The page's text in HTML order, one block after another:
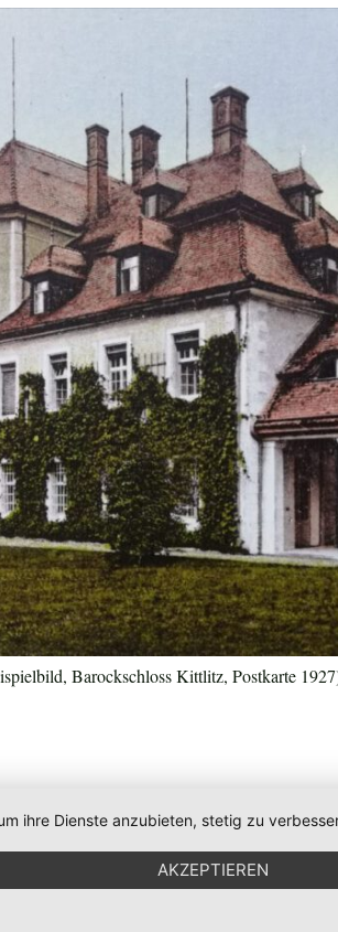
Barockschloss Kittlitz, Postkarte
ihre Dienste anzubieten, stetig zu
AKZEPTIEREN